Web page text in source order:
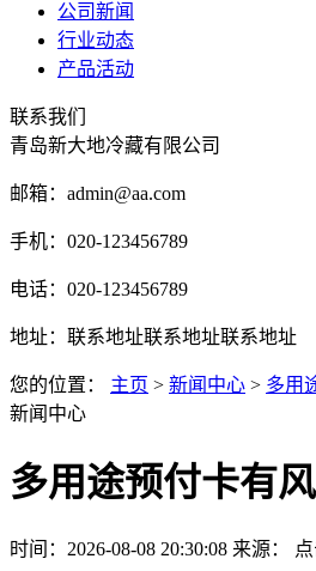
公司新闻
行业动态
产品活动
联系我们
青岛新大地冷藏有限公司
邮箱：admin@aa.com
手机：020-123456789
电话：020-123456789
地址：联系地址联系地址联系地址
您的位置： 主页 > 新闻中心 > 多用
新闻中心
多用途预付卡有
时间：2026-08-08 20:30:08 来源：